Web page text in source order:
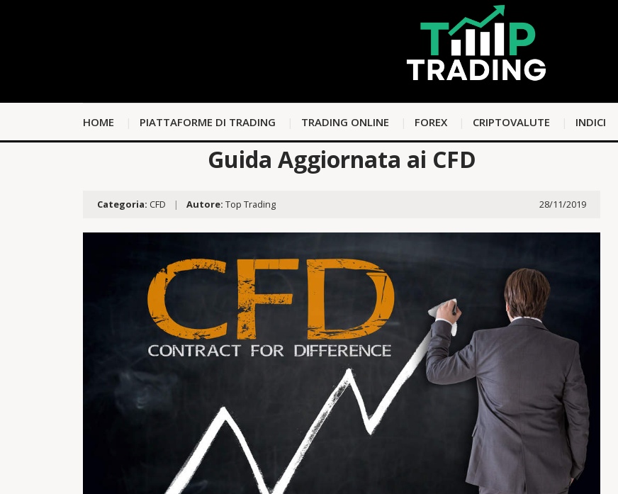
HOME PIATTAFORME DI TRADING TRADING ONLINE FOREX CRIPTOVALUTE INDICI
Guida Aggiornata ai CFD
Categoria: CFD | Autore: Top Trading 28/11/2019